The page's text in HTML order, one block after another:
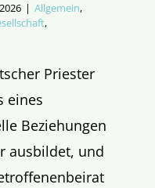
| Allgemein,
,
Priester
eines
Beziehungen
ausbildet, und